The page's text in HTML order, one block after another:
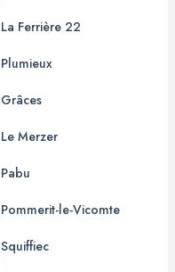
La Ferrière 22
Plumieux
Grâces
Le Merzer
Pabu
Pommerit-le-Vicomte
Squiffiec